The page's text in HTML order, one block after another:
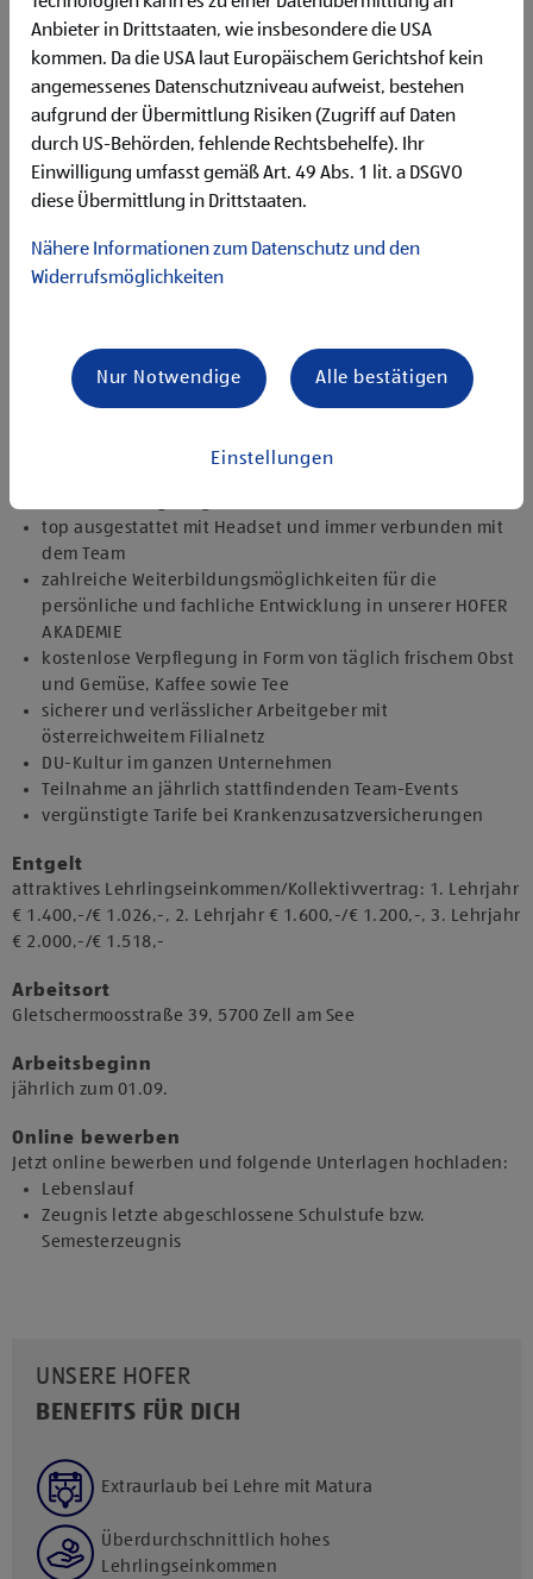
Flexibilität für Früh- und Spätdienste (Montag bis
Samstag)
Begeisterung im Handel zu arbeiten und den
Unternehmenserfolg mitzugestalten
Freude an der Arbeit im Team für ein motiviertes
Miteinander
Bereitschaft zu körperlich anspruchsvollen Tätigkeiten
freundlich im Umgang mit Kund:innen für eine
zuverlässige und organisierte Arbeitsweise zur
gewissenhaften Erledigung der Aufgaben
1.000 € HOFER Reisen- oder Warengutschein und
zusätzlich 1.500 € bei ausgezeichnetem Erfolg
Erfolgsprämien bei positivem Lehrabschluss (guter Erfolg:
top ausgestattet mit Headset und immer verbunden mit
dem Team
zahlreiche Weiterbildungsmöglichkeiten für die
persönliche und fachliche Entwicklung in unserer HOFER
AKADEMIE
kostenlose Verpflegung in Form von täglich frischem Obst
und Gemüse, Kaffee sowie Tee
sicherer und verlässlicher Arbeitgeber mit
österreichweitem Filialnetz
DU-Kultur im ganzen Unternehmen
Teilnahme an jährlich stattfindenden Team-Events
vergünstigte Tarife bei Krankenzusatzversicherungen
Entgelt
attraktives Lehrlingseinkommen/Kollektivvertrag: 1. Lehrjahr
€ 1.400,-/€ 1.026,-, 2. Lehrjahr € 1.600,-/€ 1.200,-, 3. Lehrjahr
€ 2.000,-/€ 1.518,-
Arbeitsort
​Gletschermoosstraße 39, 5700 Zell am See​​
Arbeitsbeginn
jährlich zum 01.09.​
Online bewerben
Jetzt online bewerben und folgende Unterlagen hochladen:
Lebenslauf
Zeugnis letzte abgeschlossene Schulstufe bzw.
Semesterzeugnis
UNSERE HOFER
BENEFITS FÜR DICH
Extraurlaub bei Lehre mit Matura
Überdurchschnittlich hohes
Lehrlingseinkommen
Anbieter in Drittstaaten, wie insbesondere die USA
kommen. Da die USA laut Europäischem Gerichtshof kein
angemessenes Datenschutzniveau aufweist, bestehen
aufgrund der Übermittlung Risiken (Zugriff auf Daten
durch US-Behörden, fehlende Rechtsbehelfe). Ihr
Einwilligung umfasst gemäß Art. 49 Abs. 1 lit. a DSGVO
diese Übermittlung in Drittstaaten.
Nähere Informationen zum Datenschutz und den
Widerrufsmöglichkeiten
Einstellungen
Nur Notwendige Alle bestätigen